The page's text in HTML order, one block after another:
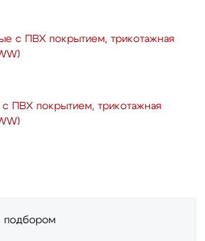
с ПВХ покрытием, трикотажная
подбором